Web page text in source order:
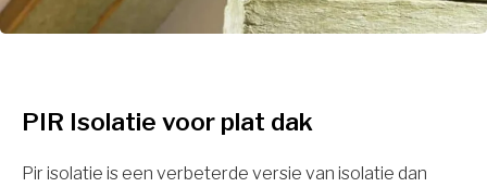
PIR Isolatie voor plat dak
Pir isolatie is een verbeterde versie van isolatie dan